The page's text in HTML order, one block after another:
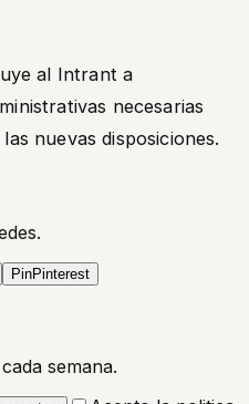
al Intrant a
necesarias
nuevas disposiciones.
PinPinterest
semana.